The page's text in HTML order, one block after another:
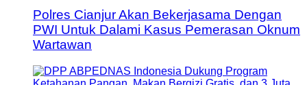
Polres Cianjur Akan Bekerjasama Dengan
PWI Untuk Dalami Kasus Pemerasan Oknum
Wartawan